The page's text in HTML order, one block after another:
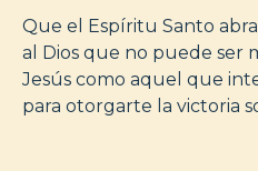
Que el Espíritu Santo
al Dios que no puede ser
Jesús como aquel que
para otorgarte la victoria